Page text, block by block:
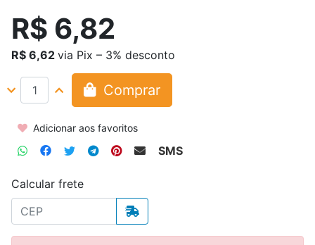
R$ 6,82
R$ 6,62 via Pix – 3% desconto
Comprar
Adicionar aos favoritos
SMS
Calcular frete